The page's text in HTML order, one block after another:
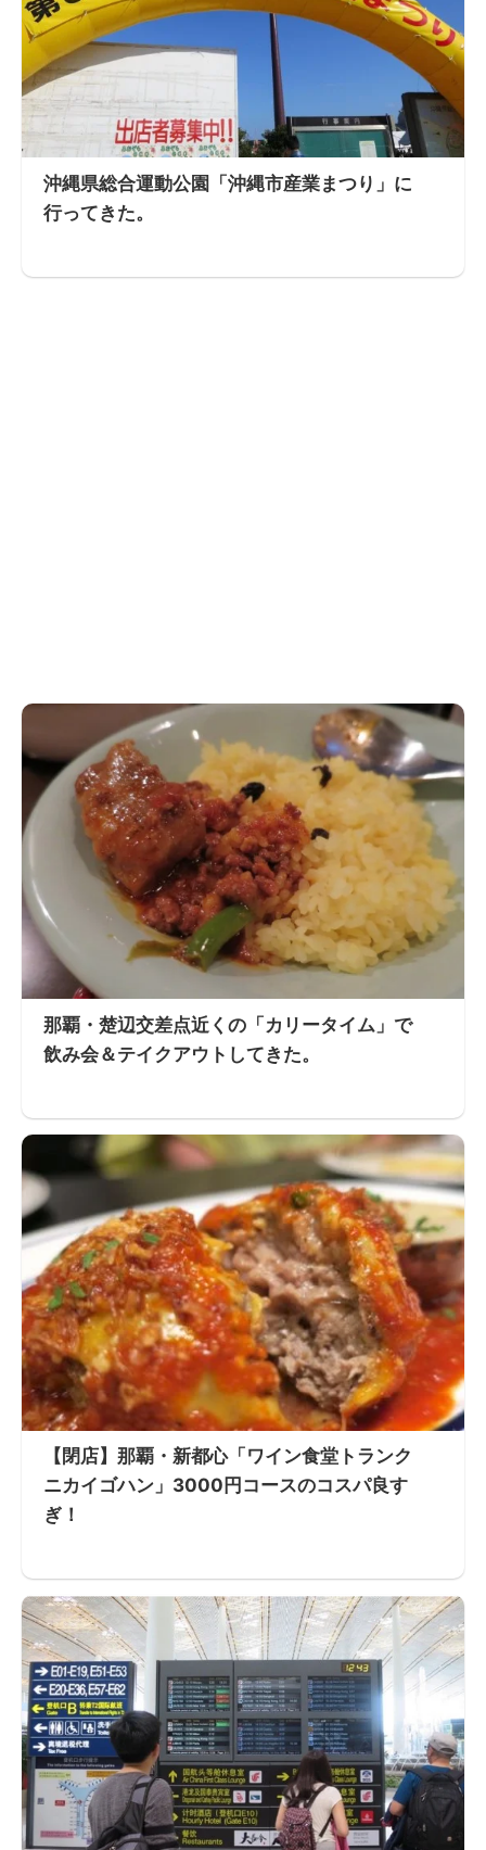
沖縄県総合運動公園「沖縄市産業まつり」に
行ってきた。
那覇・楚辺交差点近くの「カリータイム」で
飲み会＆テイクアウトしてきた。
【閉店】那覇・新都心「ワイン食堂トランク
ニカイゴハン」3000円コースのコスパ良す
ぎ！